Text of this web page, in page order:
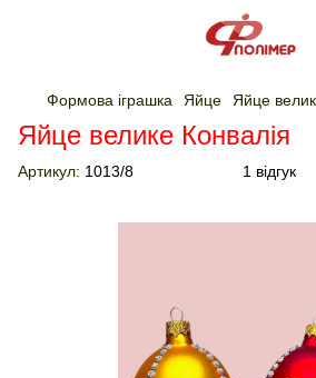
Формова іграшка Яйце Яйце
Яйце велике Конвалія
Артикул: 1013/8 1 відгук